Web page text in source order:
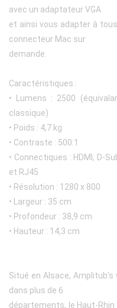
avec un adaptateur VGA
et ainsi vous adapter à
connecteur Mac sur
demande.
Caractéristiques :
• Lumens : 2500
classique)
• Poids : 4,7 kg
• Contraste : 500:1
• Connectiques : HDMI, D-
et RJ45
• Résolution : 1280 x 800
• Largeur : 35 cm
• Profondeur : 38,9 cm
• Hauteur : 14,3 cm
Situé en Alsace,
dans plus de 6
départements, le Haut-Rhin